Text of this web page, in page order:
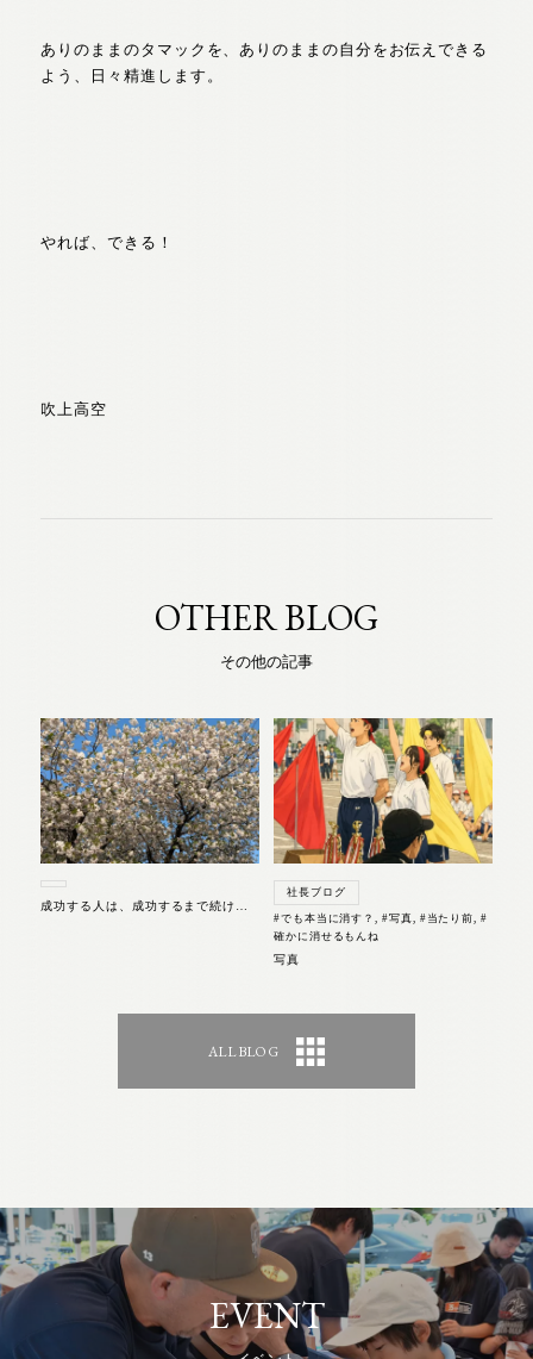
ありのままのタマックを、ありのままの自分をお伝えできる
よう、日々精進します。
やれば、できる！
吹上高空
OTHER BLOG
その他の記事
成功する人は、成功するまで続けた人
社長ブログ
#でも本当に消す？ ,#写真 #当たり前
#
確かに消せるもんね
写真
ALL BLOG
EVENT